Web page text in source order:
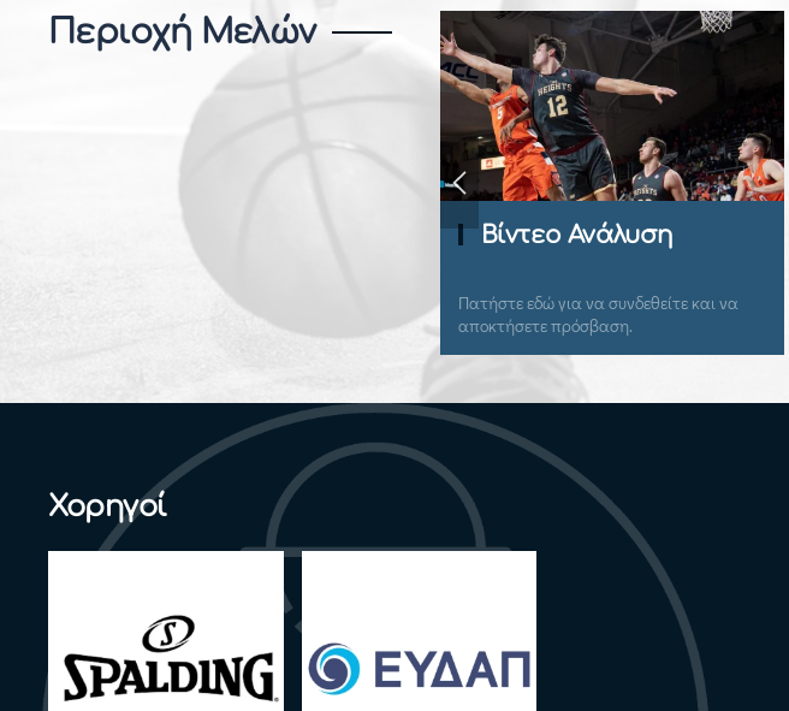
Περιοχή Μελών
Playbook
Πατήστε εδώ για να συνδεθείτε και να
Βίντεο Ανάλυση
Πατήστε εδώ για να συνδεθείτε και να
αποκτήσετε πρόσβαση.
Χορηγοί